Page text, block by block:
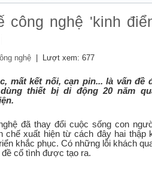
công nghệ 'kinh
nghệ | Lượt xem: 677
mất kết nối, cạn pin... là vấn đề
thiết bị di động 20 năm
đã thay đổi cuộc sống con
chế xuất hiện từ cách đây hai thập
khắc phục. Có những lỗi khách
cố tình được tạo ra.